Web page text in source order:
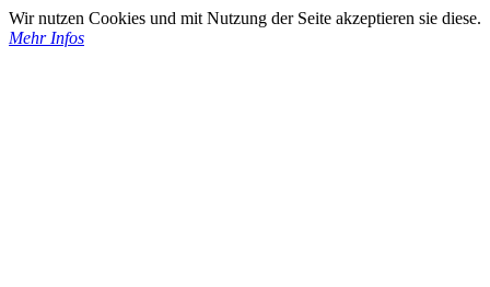
Wir nutzen Cookies und mit Nutzung der Seite akzeptieren sie diese.
Mehr Infos